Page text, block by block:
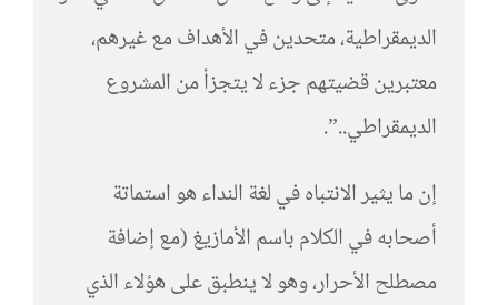
الديمقراطية، متحدين في الأهداف مع غيرهم،
معتبرين قضيتهم جزء لا يتجزأ من المشروع
الديمقراطي..”.
إن ما يثير الانتباه في لغة النداء هو استماتة
أصحابه في الكلام باسم الأمازيغ (مع إضافة
مصطلح الأحرار، وهو لا ينطبق على هؤلاء الذي